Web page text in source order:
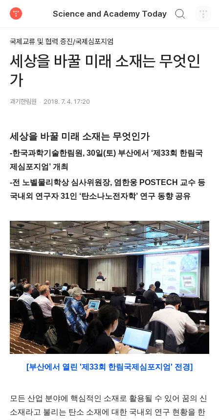
Science and Academy Today
국제교류 및 협력 증진/국제심포지엄
세상을 바꿀 미래 소재는 무엇인
가
과기한림원 2018. 7. 4. 17:20
세상을 바꿀 미래 소재는 무엇인가
-한국과학기술한림원 , 30일(토) 부산에서 ‘제 33회 한림국
제심포지엄 ’ 개최
-전 노벨물리학상 심사위원장, 염한웅 POSTECH 교수 등
국내외 연구자31인 ‘탄소나노전자학’ 연구 동향 공유
[부산에서 열린 '제33회 한림국제심포지엄' 전경]
모든 산업 분야에 핵심적인 소재로 활용될 수 있어 꿈의 신
소재라고 불리는 탄소 소재에 대한 국내외 연구 현황을 한